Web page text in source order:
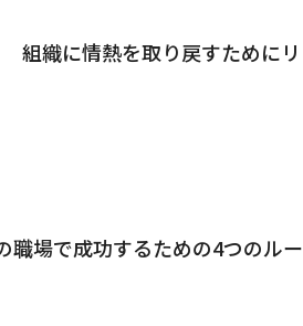
組織に情熱を取り戻すためにリ
場で成功するための4つのルー